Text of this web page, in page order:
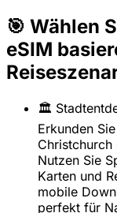
🎯 Wählen
eSIM
🏛️
Erkunden
Nutzen Sie
Karten und
mobile
perfekt für